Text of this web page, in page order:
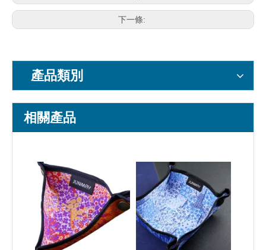
下一條:
產品類別
相關產品